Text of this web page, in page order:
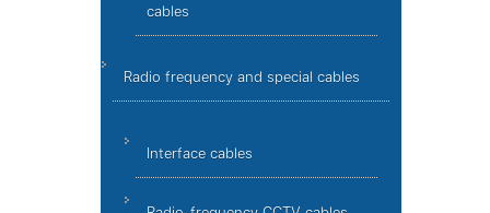
cables
Radio frequency and special cables
Interface cables